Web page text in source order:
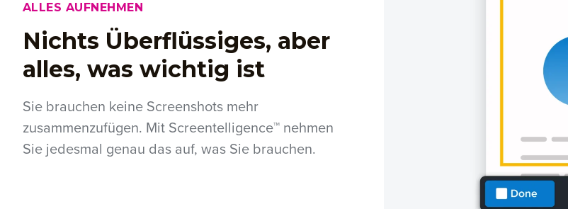
ALLES AUFNEHMEN
Nichts Überflüssiges, aber
alles, was wichtig ist
Sie brauchen keine Screenshots mehr
zusammenzufügen. Mit Screentelligence™ nehmen
Sie jedesmal genau das auf, was Sie brauchen.